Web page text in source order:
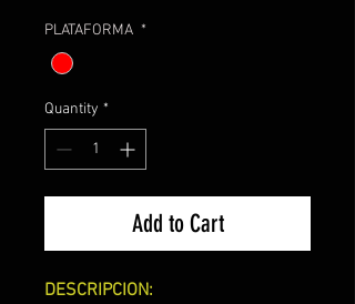
PLATAFORMA *
Quantity *
Add to Cart
DESCRIPCION: